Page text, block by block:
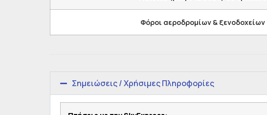
Φόροι αεροδρομίων & ξενοδοχείων
Σημειώσεις / Χρήσιμες Πληροφορίες